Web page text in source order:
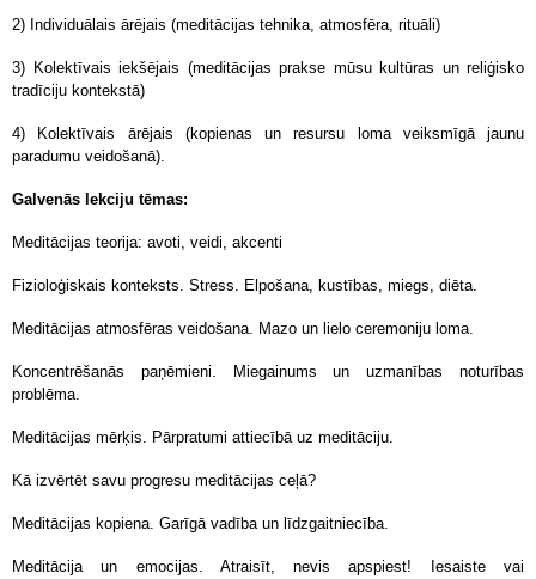
2) Individuālais ārējais (meditācijas tehnika, atmosfēra, rituāli)
3) Kolektīvais iekšējais (meditācijas prakse mūsu kultūras un reliģisko
tradīciju kontekstā)
4) Kolektīvais ārējais (kopienas un resursu loma veiksmīgā jaunu
paradumu veidošanā).
Galvenās lekciju tēmas:
Meditācijas teorija: avoti, veidi, akcenti
Fizioloģiskais konteksts. Stress. Elpošana, kustības, miegs, diēta.
Meditācijas atmosfēras veidošana. Mazo un lielo ceremoniju loma.
Koncentrēšanās paņēmieni. Miegainums un uzmanības noturības
problēma.
Meditācijas mērķis. Pārpratumi attiecībā uz meditāciju.
Kā izvērtēt savu progresu meditācijas ceļā?
Meditācijas kopiena. Garīgā vadība un līdzgaitniecība.
Meditācija un emocijas. Atraisīt, nevis apspiest! Iesaiste vai